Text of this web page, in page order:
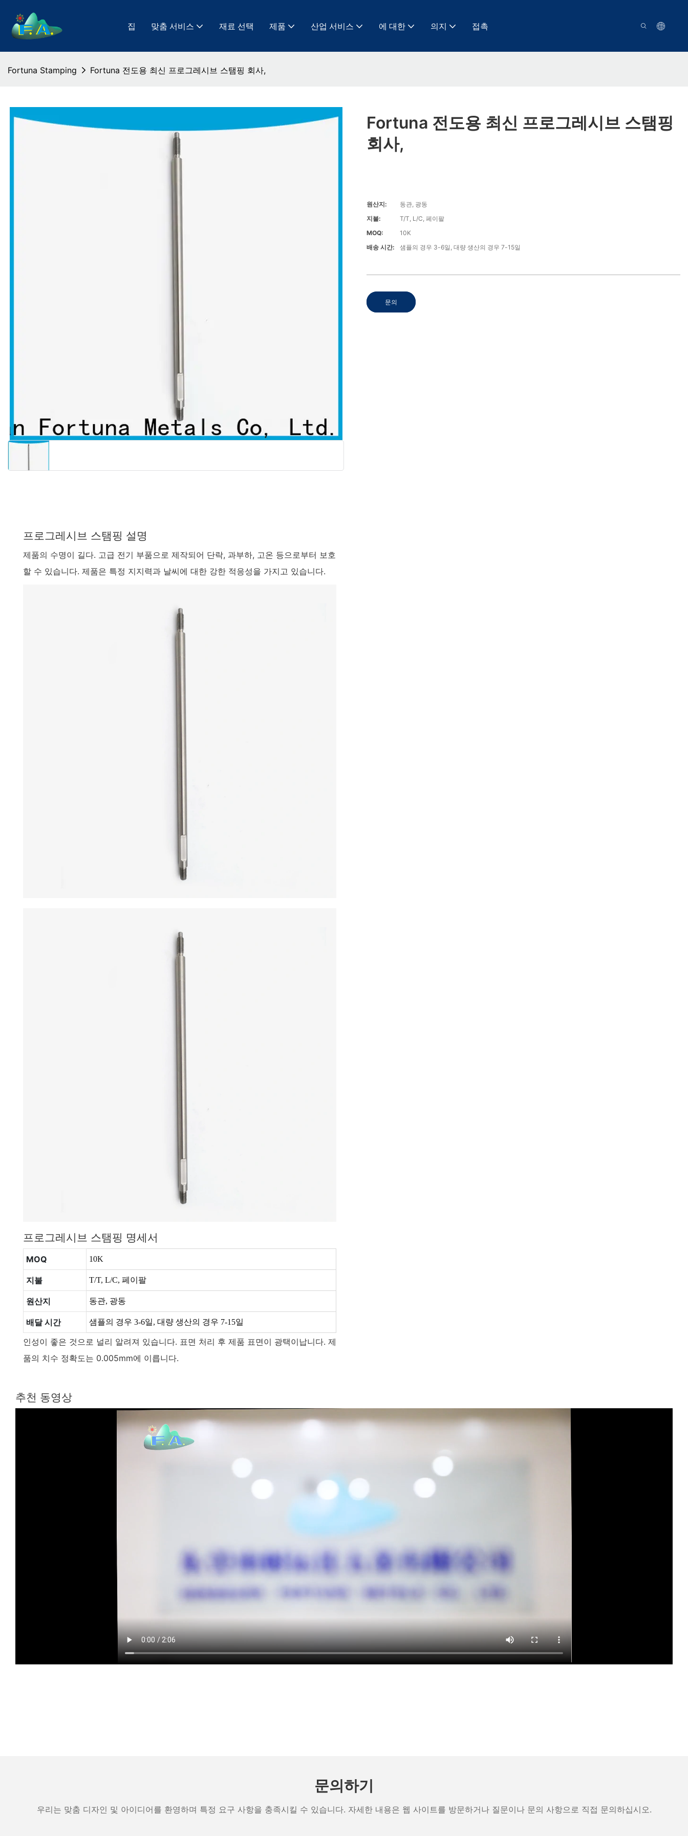
집 맞춤 서비스 재료 선택 제품 산업 서비스 에 대한 의지 접촉
Fortuna Stamping Fortuna 전도용 최신 프로그레시브 스탬핑 회사,
Fortuna 전도용 최신 프로그레시브 스탬핑
회사,
원산지:
동관, 광동
지불:
T/T, L/C, 페이팔
MOQ:
10K
배송 시간:
샘플의 경우 3-6일, 대량 생산의 경우 7-15일
문의
프로그레시브 스탬핑 설명
제품의 수명이 길다. 고급 전기 부품으로 제작되어 단락, 과부하, 고온 등으로부터 보호
할 수 있습니다. 제품은 특정 지지력과 날씨에 대한 강한 적응성을 가지고 있습니다.
프로그레시브 스탬핑 명세서
MOQ 10K
지불 T/T, L/C, 페이팔
원산지 동관, 광동
배달 시간 샘플의 경우 3-6일, 대량 생산의 경우 7-15일
인성이 좋은 것으로 널리 알려져 있습니다. 표면 처리 후 제품 표면이 광택이납니다. 제
품의 치수 정확도는 0.005mm에 이릅니다.
추천 동영상
문의하기
우리는 맞춤 디자인 및 아이디어를 환영하며 특정 요구 사항을 충족시킬 수 있습니다. 자세한 내용은 웹 사이트를 방문하거나 질문이나 문의 사항으로 직접 문의하십시오.